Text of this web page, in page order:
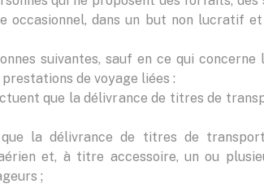
occasionnel, dans un but non lucratif
suivantes, sauf en ce qui
de voyage liées :
que la délivrance de titres de
la délivrance de titres de
et, à titre accessoire, un ou
;